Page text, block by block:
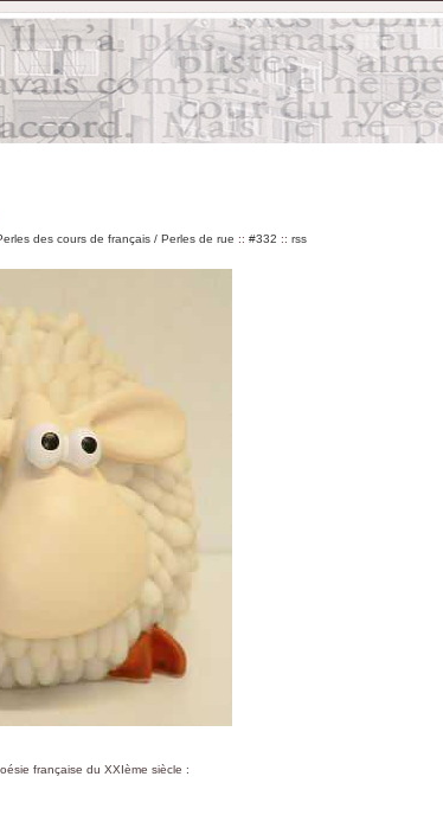
des cours de français / Perles de rue :: #332 :: rss
française du XXIème siècle :